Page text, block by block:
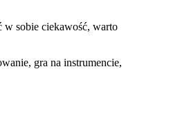
w sobie ciekawość, warto
gra na instrumencie,